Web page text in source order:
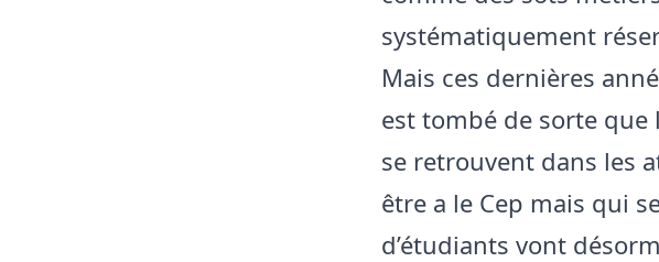
systématiquement
Mais ces dernières
est tombé de sorte que
se retrouvent dans les
être a le Cep mais qui
d’étudiants vont